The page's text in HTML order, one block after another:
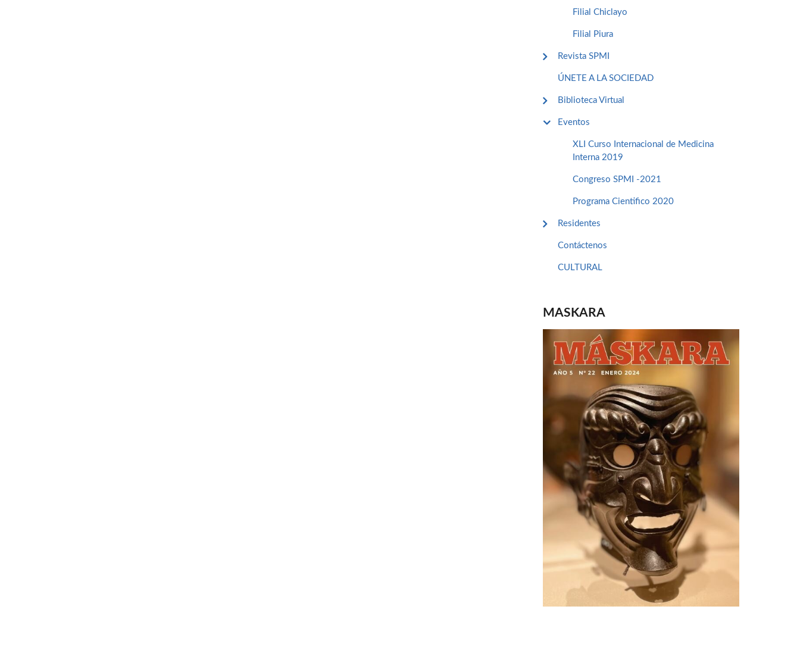
Filial Chiclayo
Filial Piura
Revista SPMI
ÚNETE A LA SOCIEDAD
Biblioteca Virtual
Eventos
XLI Curso Internacional de Medicina
Interna 2019
Congreso SPMI -2021
Programa Cientifico 2020
Residentes
Contáctenos
CULTURAL
MASKARA